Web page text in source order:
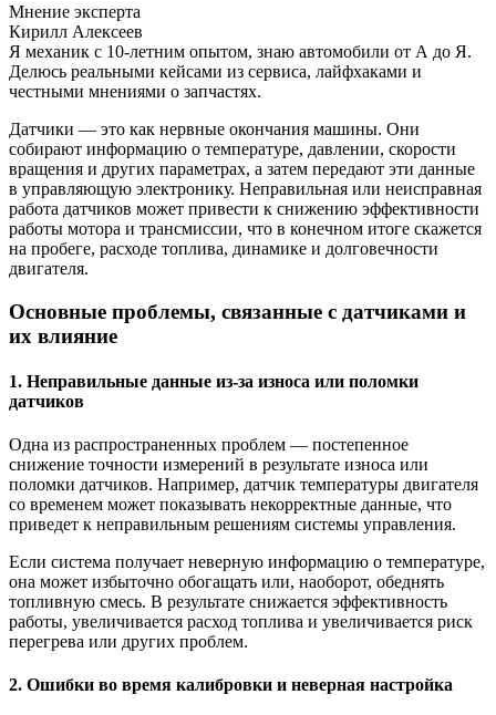
Мнение эксперта
Кирилл Алексеев
Я механик с 10-летним опытом, знаю автомобили от А до Я.
Делюсь реальными кейсами из сервиса, лайфхаками и
честными мнениями о запчастях.
Датчики — это как нервные окончания машины. Они
собирают информацию о температуре, давлении, скорости
вращения и других параметрах, а затем передают эти данные
в управляющую электронику. Неправильная или неисправная
работа датчиков может привести к снижению эффективности
работы мотора и трансмиссии, что в конечном итоге скажется
на пробеге, расходе топлива, динамике и долговечности
двигателя.
Основные проблемы, связанные с датчиками и
их влияние
1. Неправильные данные из-за износа или поломки
датчиков
Одна из распространенных проблем — постепенное
снижение точности измерений в результате износа или
поломки датчиков. Например, датчик температуры двигателя
со временем может показывать некорректные данные, что
приведет к неправильным решениям системы управления.
Если система получает неверную информацию о температуре,
она может избыточно обогащать или, наоборот, обеднять
топливную смесь. В результате снижается эффективность
работы, увеличивается расход топлива и увеличивается риск
перегрева или других проблем.
2. Ошибки во время калибровки и неверная настройка